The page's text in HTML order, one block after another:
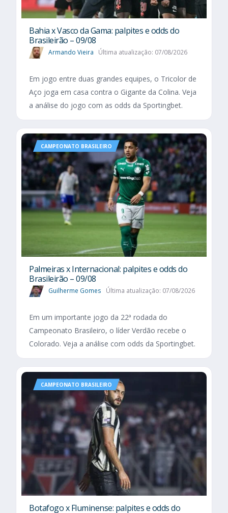
Bahia x Vasco da Gama: palpites e odds do
Brasileirão – 09/08
Armando Vieira Última atualização: 07/08/2026
Em jogo entre duas grandes equipes, o Tricolor de
Aço joga em casa contra o Gigante da Colina. Veja
a análise do jogo com as odds da Sportingbet.
CAMPEONATO BRASILEIRO
Palmeiras x Internacional: palpites e odds do
Brasileirão – 09/08
Guilherme Gomes Última atualização: 07/08/2026
Em um importante jogo da 22ª rodada do
Campeonato Brasileiro, o líder Verdão recebe o
Colorado. Veja a análise com odds da Sportingbet.
CAMPEONATO BRASILEIRO
Botafogo x Fluminense: palpites e odds do